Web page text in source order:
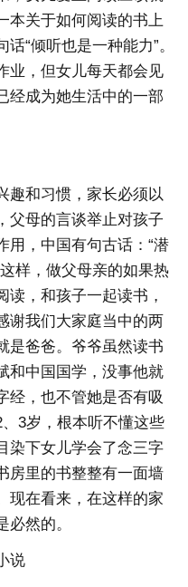
本关于如何阅读的书上
“倾听也是一种能力”。
业，但女儿每天都会见
经成为她生活中的一部
趣和习惯，家长必须以
父母的言谈举止对孩子
用，中国有句古话：“潜
样，做父母亲的如果热
读，和孩子一起读书，
谢我们大家庭当中的两
是爸爸。爷爷虽然读书
和中国国学，没事他就
经，也不管她是否有吸
3岁，根本听不懂这些
染下女儿学会了念三字
房里的书整整有一面墙
现在看来，在这样的家
然的。
说